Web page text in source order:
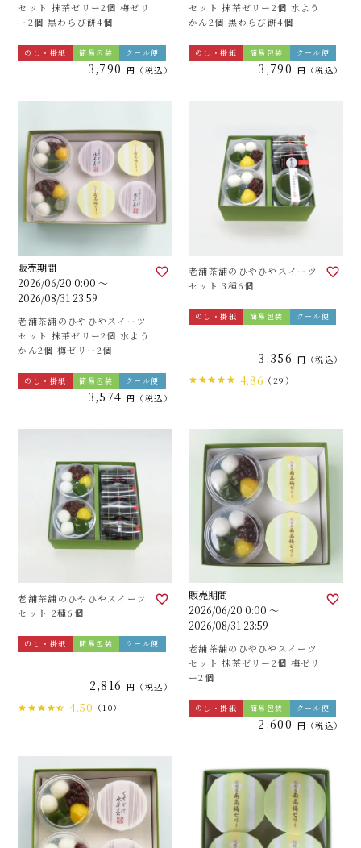
セット 抹茶ゼリー2個 梅ゼリ
ー2個 黒わらび餅4個
のし・掛紙 簡易包装 クール便
3,790 税込
セット 抹茶ゼリー2個 水よう
かん2個 黒わらび餅4個
のし・掛紙 簡易包装 クール便
3,790 税込
販売期間
2026/06/20 0:00〜
2026/08/31 23:59
老舗茶舗のひやひやスイーツ
セット 抹茶ゼリー2個 水よう
かん2個 梅ゼリー2個
のし・掛紙 簡易包装 クール便
3,574 税込
老舗茶舗のひやひやスイーツ
セット 3種6個
のし・掛紙 簡易包装 クール便
3,356 税込
4.86 （29）
老舗茶舗のひやひやスイーツ
セット 2種6個
のし・掛紙 簡易包装 クール便
2,816 税込
4.50 （10）
販売期間
2026/06/20 0:00 〜
2026/08/31 23:59
老舗茶舗のひやひやスイーツ
セット 抹茶ゼリー2個 梅ゼリ
ー2個
のし・掛紙 簡易包装 クール便
2,600 税込